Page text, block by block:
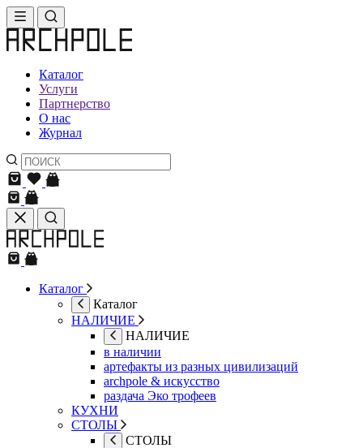
Каталог
Услуги
Партнерство
О нас
Журнал
Каталог
Каталог
НАЛИЧИЕ
НАЛИЧИЕ
в наличии
артефакты из разных цивилизаций
archpole & искусство
раздача Эко трофеев
КУХНИ
СТОЛЫ
СТОЛЫ